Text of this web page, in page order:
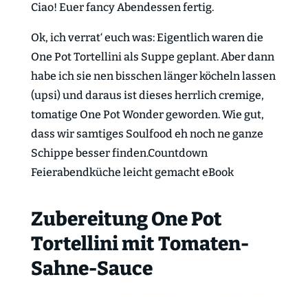
Ciao! Euer fancy Abendessen fertig.
Ok, ich verrat‘ euch was: Eigentlich waren die
One Pot Tortellini als Suppe geplant. Aber dann
habe ich sie nen bisschen länger köcheln lassen
(upsi) und daraus ist dieses herrlich cremige,
tomatige One Pot Wonder geworden. Wie gut,
dass wir samtiges Soulfood eh noch ne ganze
Schippe besser finden.Countdown
Feierabendküche leicht gemacht eBook
Zubereitung One Pot
Tortellini mit Tomaten-
Sahne-Sauce